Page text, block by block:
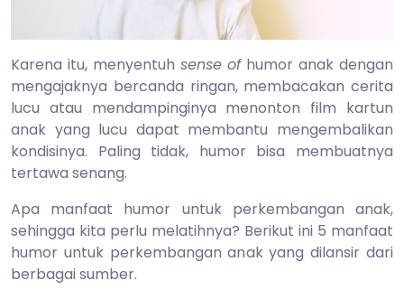
Karena itu, menyentuh sense ofhumor anak dengan
mengajaknya bercanda ringan, membacakan cerita
lucu atau mendampinginya menonton film kartun
anak yang lucu dapat membantu mengembalikan
kondisinya. Paling tidak, humor bisa membuatnya
tertawa senang.
Apa manfaat humor untuk perkembangan anak,
sehingga kita perlu melatihnya? Berikut ini 5 manfaat
humor untuk perkembangan anak yang dilansir dari
berbagai sumber.